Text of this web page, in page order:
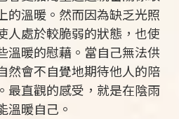
的溫暖。然而因為缺乏光照
人處於較脆弱的狀態，也使
溫暖的慰藉。當自己無法供
然會不自覺地期待他人的陪
最直觀的感受，就是在陰雨
溫暖自己。